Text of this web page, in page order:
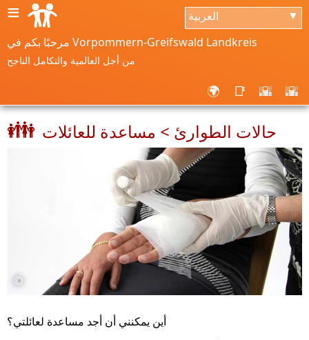
≡ العربية ▼
مرحبًا بكم في Vorpommern-Greifswald Landkreis
من أجل العالمية والتكامل الناجح
🌍 📑 🌇 🌇
👪 حالات الطوارئ > مساعدة للعائلات
©
أين يمكنني أن أجد مساعدة لعائلتي؟